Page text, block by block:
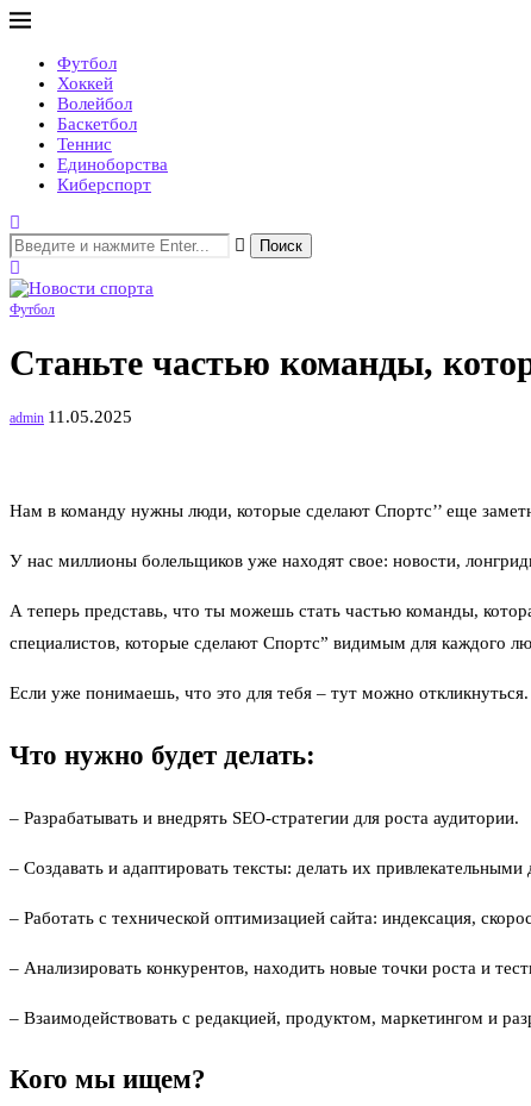
Футбол
Хоккей
Волейбол
Баскетбол
Теннис
Единоборства
Киберспорт
Поиск
Футбол
Станьте частью команды,
admin 11.05.2025
Нам в команду нужны люди, которые сделают Спортс’’ еще
У нас миллионы болельщиков уже находят свое: новости,
А теперь представь, что ты можешь стать частью команды,
специалистов, которые сделают Спортс” видимым для каждого
Если уже понимаешь, что это для тебя – тут можно откликнуться.
Что нужно будет делать:
– Разрабатывать и внедрять SEO-стратегии для роста аудитории.
– Создавать и адаптировать тексты: делать их
– Работать с технической оптимизацией сайта: индексация,
– Анализировать конкурентов, находить новые точки роста и
– Взаимодействовать с редакцией, продуктом, маркетингом и
Кого мы ищем?